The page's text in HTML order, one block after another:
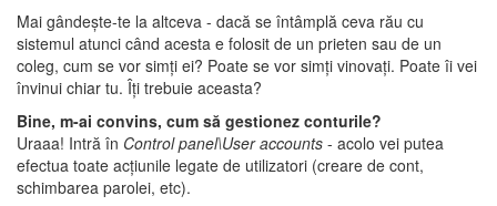
Mai gândeşte-te la altceva - dacă se întâmplă ceva rău cu
sistemul atunci când acesta e folosit de un prieten sau de un
coleg, cum se vor simţi ei? Poate se vor simţi vinovaţi. Poate îi vei
învinui chiar tu. Îţi trebuie aceasta?
Bine, m-ai convins, cum să gestionez conturile?
Uraaa! Intră în Control panel\User accounts - acolo vei putea
efectua toate acţiunile legate de utilizatori (creare de cont,
schimbarea parolei, etc).